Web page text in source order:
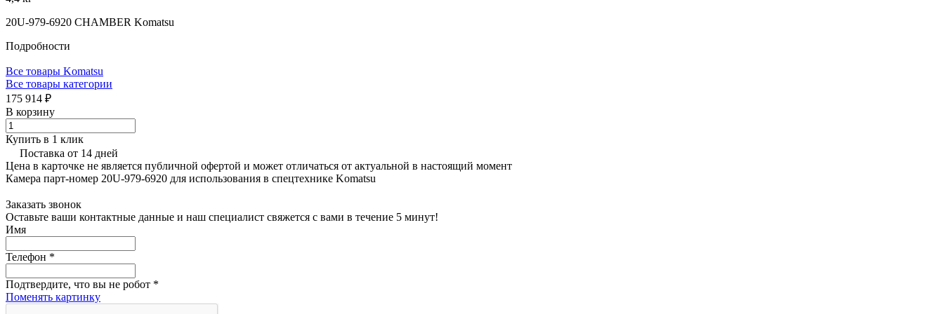
20U-979-6920 CHAMBER Komatsu
Подробности
Все товары Komatsu
Все товары категории
175 914 ₽
В корзину
Купить в 1 клик
Поставка от 14 дней
Цена в карточке не является публичной офертой и может отличаться от актуальной в настоящий момент
Камера парт-номер 20U-979-6920 для использования в спецтехнике Komatsu
Заказать звонок
Оставьте ваши контактные данные и наш специалист свяжется с вами в течение 5 минут!
Имя
Телефон *
Подтвердите, что вы не робот *
Поменять картинку